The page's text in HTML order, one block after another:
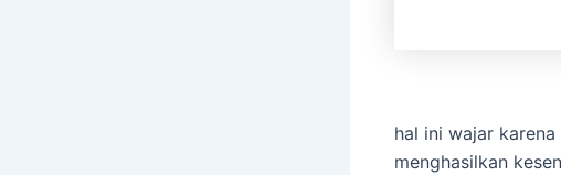
hal ini wajar
menghasilkan